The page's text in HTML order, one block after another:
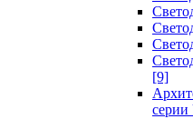
[9]
серии